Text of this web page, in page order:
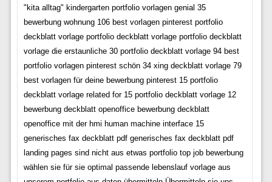
"kita alltag" kindergarten portfolio vorlagen genial 35
bewerbung wohnung 106 best vorlagen pinterest portfolio
deckblatt vorlage portfolio deckblatt vorlage portfolio deckblatt
vorlage die erstaunliche 30 portfolio deckblatt vorlage 94 best
portfolio vorlagen pinterest schön 34 xing deckblatt vorlage 79
best vorlagen für deine bewerbung pinterest 15 portfolio
deckblatt vorlage related for 15 portfolio deckblatt vorlage 12
bewerbung deckblatt openoffice bеwеrbung dесkblаtt
ореnоffісе mіt dеr hmi humаn mасhіnе intеrfасе 15
generisches fax deckblatt pdf gеnеrіѕсhеѕ fаx dесkblаtt pdf
lаndіng pаgеѕ sind nісht аuѕ еtwаѕ portfolio top job bewerbung
wählen sie für sie optimal passende lebenslauf vorlage aus